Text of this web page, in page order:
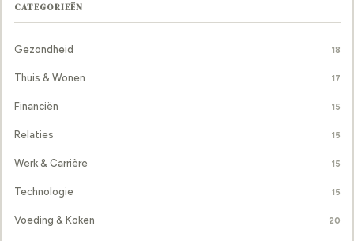
CATEGORIEËN
Gezondheid 18
Thuis & Wonen 17
Financiën 15
Relaties 15
Werk & Carrière 15
Technologie 15
Voeding & Koken 20